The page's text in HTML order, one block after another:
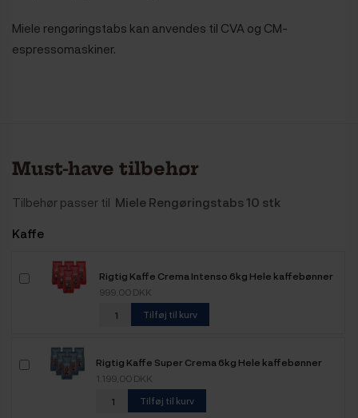
Miele rengøringstabs kan anvendes til CVA og CM-
espressomaskiner.
Must-have tilbehør
Tilbehør passer til Miele Rengøringstabs 10 stk
Kaffe
Rigtig Kaffe Crema Intenso 6kg Hele kaffebønner
999,00 DKK
Tilføj til kurv
Rigtig Kaffe Super Crema 6kg Hele kaffebønner
1.199,00 DKK
Tilføj til kurv